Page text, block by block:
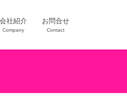
会社紹介
Company
お問合せ
Contact